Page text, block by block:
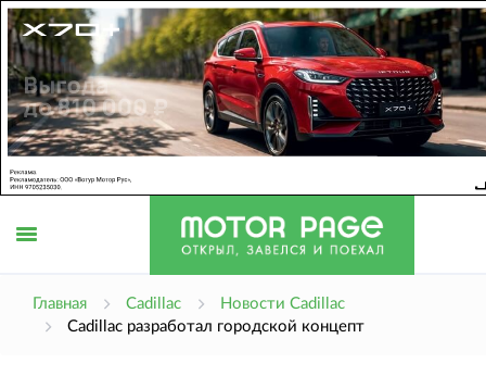
Главная Cadillac
Новости Cadillac
Cadillac разработал городской концепт